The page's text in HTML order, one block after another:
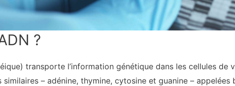
?
transporte l’information génétique dans les cellules de
– adénine, thymine, cytosine et guanine – appelées